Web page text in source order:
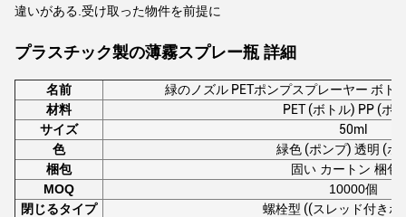
違いがある.受け取った物件を前提に
プラスチック製の薄霧スプレー瓶 詳細
名前
緑のノズル PETポンプスプレーヤー ボト
材料
PET (ボトル) PP (ポ
サイズ
50ml
色
緑色 (ポンプ) 透明 (ボ
梱包
固い カートン 梱包
MOQ
10000個
閉じるタイプ
螺栓型 ((スレッド付きボ